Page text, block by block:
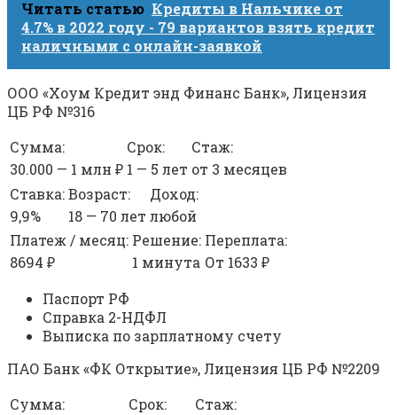
Читать статью Кредиты в Нальчике от
4.7% в 2022 году - 79 вариантов взять кредит
наличными с онлайн-заявкой
ООО «Хоум Кредит энд Финанс Банк», Лицензия
ЦБ РФ №316
Сумма:
Срок:
Стаж:
30.000 — 1 млн ₽ 1 — 5 лет от 3 месяцев
Ставка:Возраст:
Доход:
9,9%
18 — 70 лет любой
Платеж / месяц: Решение: Переплата:
8694 ₽
1 минута От 1633 ₽
Паспорт РФ
Справка 2-НДФЛ
Выписка по зарплатному счету
ПАО Банк «ФК Открытие», Лицензия ЦБ РФ №2209
Сумма:
Срок:
Стаж: